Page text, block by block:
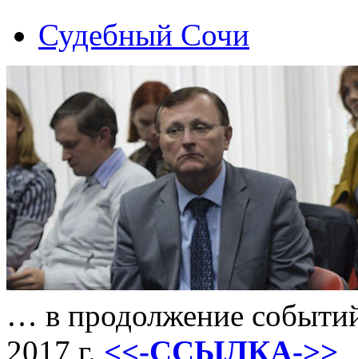
Судебный Сочи
… в продолжение
2017 г. <<-ССЫЛКА->>